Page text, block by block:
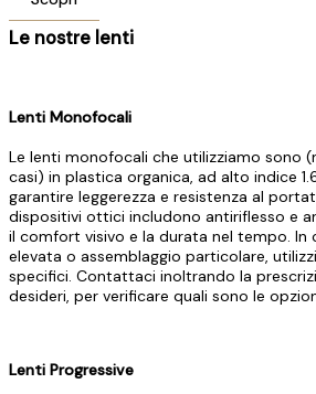
Le nostre lenti
Lenti Monofocali
Le lenti monofocali che utilizziamo sono
casi) in plastica organica, ad alto indice
garantire leggerezza e resistenza al
dispositivi ottici includono antiriflesso e
il comfort visivo e la durata nel tempo. In
elevata o assemblaggio particolare,
specifici. Contattaci inoltrando la
desideri, per verificare quali sono le
Lenti Progressive